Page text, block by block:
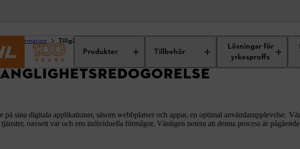
Produkter Tillbehör
Lösningar för
yrkesproffs
information Tillgänglighet
på sina digitala applikationer, såsom webbplatser och appar, en optimal användarupplevelse.
oavsett var och ens individuella förmågor. Vänligen notera att denna process är